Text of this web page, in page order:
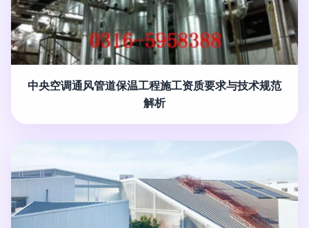
中央空调通风管道保温工程施工资质要求与技术规范
解析